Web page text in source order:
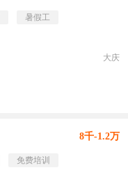
暑假工
大庆
8千-1.2万
免费培训